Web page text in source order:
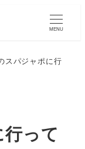
MENU
スパジャポに行
って